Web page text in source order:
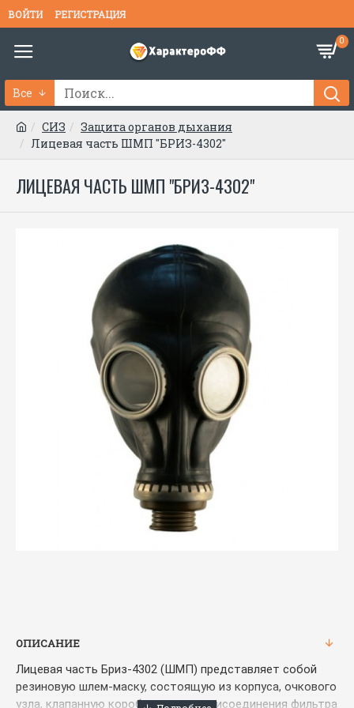
ВОЙТИ РЕГИСТРАЦИЯ
0
Все
СИЗ
Защита органов дыхания
Лицевая часть ШМП "БРИЗ-4302"
ЛИЦЕВАЯ ЧАСТЬ ШМП "БРИЗ-4302"
ОПИСАНИЕ
Лицевая часть Бриз-4302 (ШМП) представляет собой
резиновую шлем-маску, состоящую из корпуса, очкового
узла, клапанную коробку с узлом присоединения фильтра